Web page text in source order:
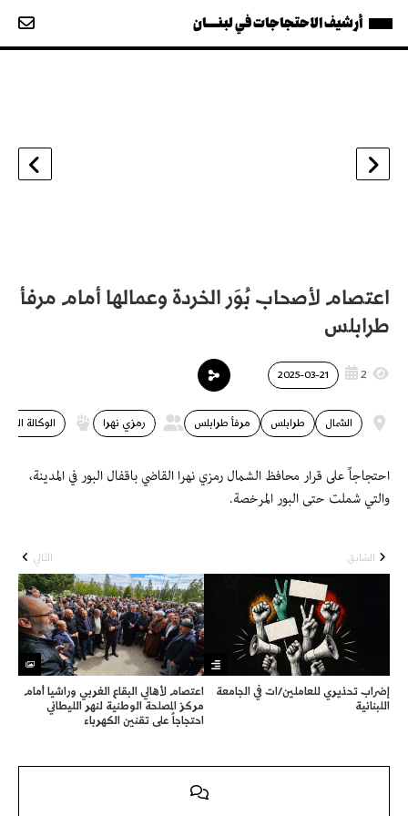
أرشيف الاحتجاجات في لبنــــان
‹
›
اعتصام لأصحاب بُوَر الخردة وعمالها أمام مرفأ
طرابلس
2
2025-03-21
الشمال طرابلس مرفأ طرابلس رمزي نهرا الوكالة
احتجاجاً على قرار محافظ الشمال رمزي نهرا القاضي باقفال البور في المدينة،
والتي شملت حتى البور المرخصة.
السّابق
إضراب تحذيري للعاملين/ات في الجامعة
اللبنانية
التّالي
اعتصام لأهالي البقاع الغربي وراشيا أمام
مركز المصلحة الوطنية لنهر الليطاني
احتجاجاً على تقنين الكهرباء